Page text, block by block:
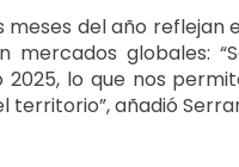
del año reflejan
globales:
lo que nos
añadió